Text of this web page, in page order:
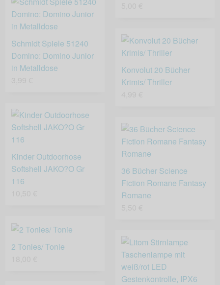
Schmidt Spiele 51240
Domino: Domino Junior
in Metalldose
Konvolut 20 Bücher
Krimis/ Thriller
Kinder Outdoorhose
Softshell JAKO?O Gr
116
36 Bücher Science
Fiction Romane Fantasy
Romane
2 Tonies/ Tonie